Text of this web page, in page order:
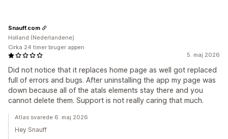
5. maj 2026
Did not notice that it replaces home page as well got replaced
full of errors and bugs. After uninstalling the app my page was
down because all of the atals elements stay there and you
cannot delete them. Support is not really caring that much.
Snauff.com
Holland (Nederlandene)
Cirka 24 timer bruger appen
Atlas svarede 6. maj 2026
Hey Snauff